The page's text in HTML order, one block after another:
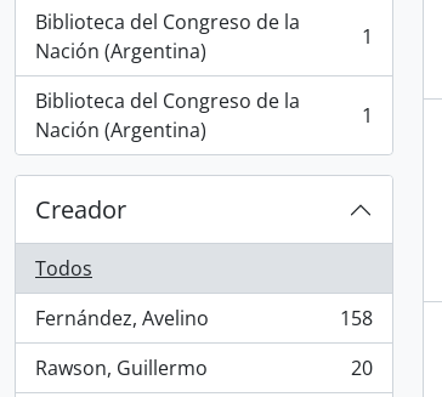
Biblioteca del Congreso de la
Nación (Argentina)
, 1 resultados 1
Biblioteca del Congreso de la
Nación (Argentina)
, 1 resultados 1
Creador
Todos
Fernández, Avelino
, 158 resultados
158
Rawson, Guillermo
, 20 resultados
20